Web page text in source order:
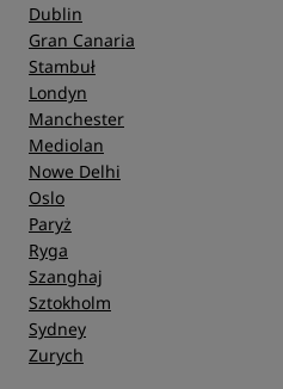
Dublin
Gran Canaria
Stambuł
Londyn
Manchester
Mediolan
Nowe Delhi
Oslo
Paryż
Ryga
Szanghaj
Sztokholm
Sydney
Zurych